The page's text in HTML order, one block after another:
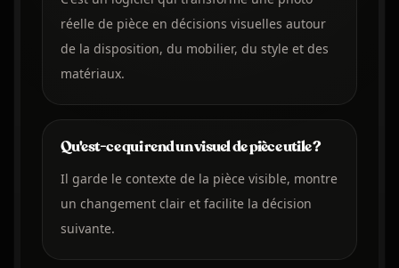
réelle de pièce en décisions visuelles autour
de la disposition, du mobilier, du style et des
matériaux.
Qu'est-ce qui rend un visuel de pièce utile ?
Il garde le contexte de la pièce visible, montre
un changement clair et facilite la décision
suivante.